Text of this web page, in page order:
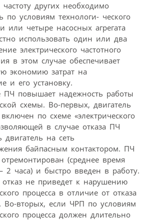
других необходимо
по условиям технологи- ческого
или четыре насосных агрегата
использовать один или два
электрического частотного
в этом случае обеспечивает
экономию затрат на
и его установку.
ПЧ повышает надежность работы
схемы. Во-первых, двигатель
по схеме «электрического
в случае отказа ПЧ
двигатель на сеть
байпасным контактором. ПЧ
(среднее время
часа) и быстро введен в работу.
отказ не приведет к нарушению
процесса в отличие от отказа
Во-вторых, если ЧРП по условиям
процесса должен длительно